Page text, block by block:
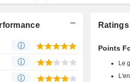
Points
Le